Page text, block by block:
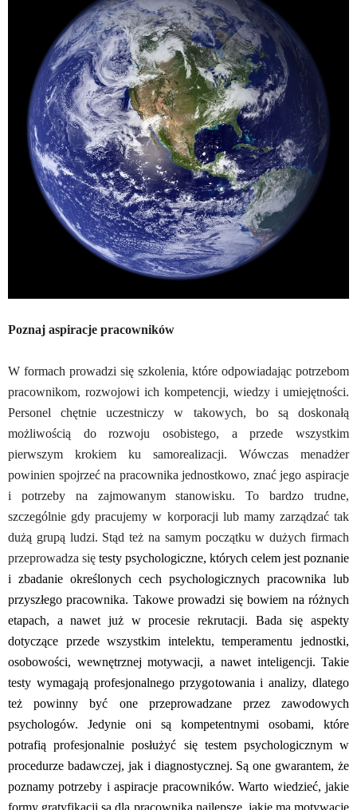
Poznaj aspiracje pracowników
W formach prowadzi się szkolenia, które odpowiadając potrzebom
pracownikom, rozwojowi ich kompetencji, wiedzy i umiejętności.
Personel chętnie uczestniczy w takowych, bo są doskonałą
możliwością do rozwoju osobistego, a przede wszystkim
pierwszym krokiem ku samorealizacji. Wówczas menadżer
powinien spojrzeć na pracownika jednostkowo, znać jego aspiracje
i potrzeby na zajmowanym stanowisku. To bardzo trudne,
szczególnie gdy pracujemy w korporacji lub mamy zarządzać tak
dużą grupą ludzi. Stąd też na samym początku w dużych firmach
przeprowadza się testy psychologiczne, których celem jest poznanie
i zbadanie określonych cech psychologicznych pracownika lub
przyszłego pracownika. Takowe prowadzi się bowiem na różnych
etapach, a nawet już w procesie rekrutacji. Bada się aspekty
dotyczące przede wszystkim intelektu, temperamentu jednostki,
osobowości, wewnętrznej motywacji, a nawet inteligencji. Takie
testy wymagają profesjonalnego przygotowania i analizy, dlatego
też powinny być one przeprowadzane przez zawodowych
psychologów. Jedynie oni są kompetentnymi osobami, które
potrafią profesjonalnie posłużyć się testem psychologicznym w
procedurze badawczej, jak i diagnostycznej. Są one gwarantem, że
poznamy potrzeby i aspiracje pracowników. Warto wiedzieć, jakie
formy gratyfikacji są dla pracownika najlepsze, jakie ma motywacje